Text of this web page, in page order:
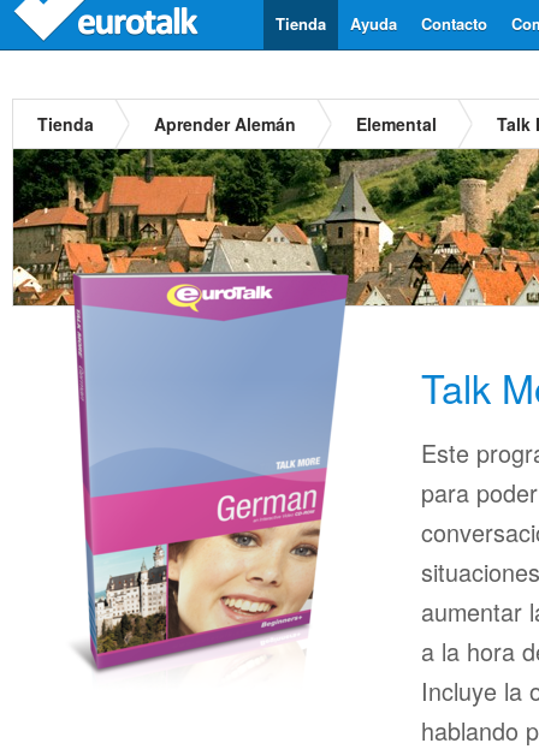
Contacto
Ayuda
Tienda
Tienda Aprender Alemán Elemental Talk
Talk
Este
para
aumentar
a la hora
Incluye la
hablando